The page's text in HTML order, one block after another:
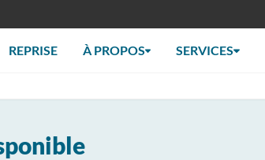
REPRISE À PROPOS SERVICES